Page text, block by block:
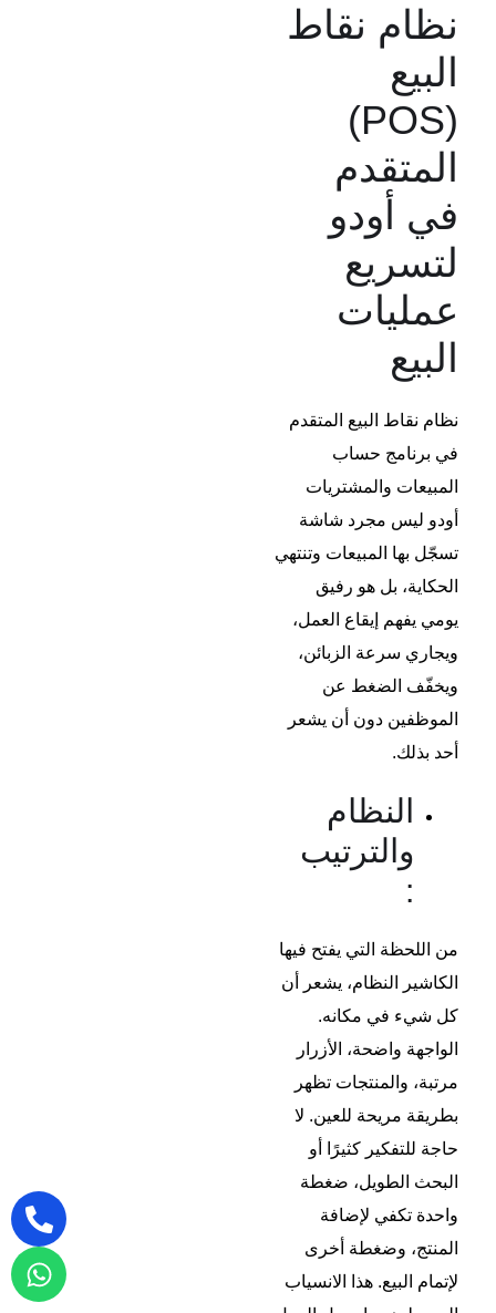
نظام نقاط
البيع
(POS)
المتقدم
في أودو
لتسريع
عمليات
البيع​
نظام نقاط البيع المتقدم
في برنامج حساب
المبيعات والمشتريات
أودو ليس مجرد شاشة
تسجّل بها المبيعات وتنتهي
الحكاية، بل هو رفيق
يومي يفهم إيقاع العمل،
ويجاري سرعة الزبائن،
ويخفّف الضغط عن
الموظفين دون أن يشعر
أحد بذلك.
النظام
والترتيب
:
من اللحظة التي يفتح فيها
الكاشير النظام، يشعر أن
كل شيء في مكانه.
الواجهة واضحة، الأزرار
مرتبة، والمنتجات تظهر
بطريقة مريحة للعين. لا
حاجة للتفكير كثيرًا أو
البحث الطويل، ضغطة
واحدة تكفي لإضافة
المنتج، وضغطة أخرى
لإتمام البيع. هذا الانسياب